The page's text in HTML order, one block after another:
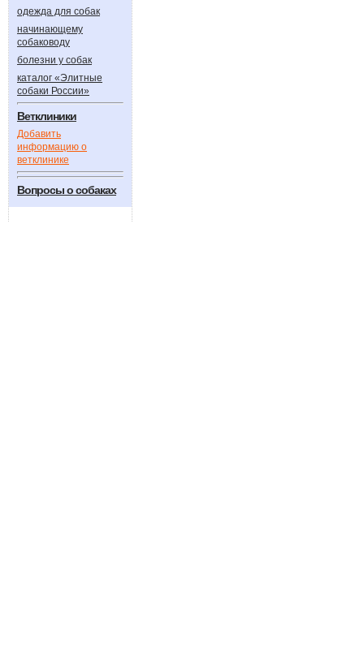
одежда для собак
начинающему
собаководу
болезни у собак
каталог «Элитные
собаки России»
Ветклиники
Добавить
информацию о
ветклинике
Вопросы о собаках